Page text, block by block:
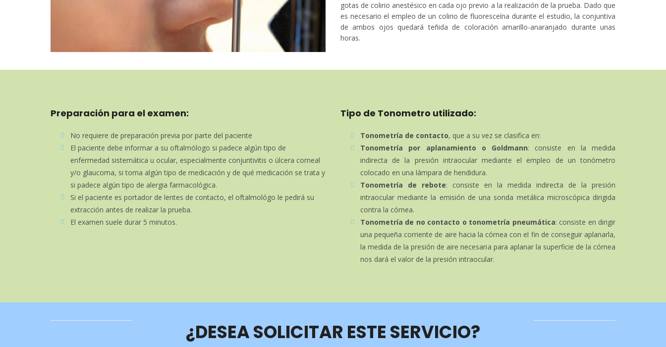
gotas de colirio anestésico en cada ojo previo a la realización de la prueba. Dado que
es necesario el empleo de un colirio de fluoresceína durante el estudio, la conjuntiva
de ambos ojos quedará teñida de coloración amarillo-anaranjado durante unas
horas.
Preparación para el examen:
No requiere de preparación previa por parte del paciente
El paciente debe informar a su oftalmólogo si padece algún tipo de
enfermedad sistemática u ocular, especialmente conjuntivitis o úlcera corneal
y/o glaucoma, si toma algún tipo de medicación y de qué medicación se trata y
si padece algún tipo de alergia farmacológica.
Si el paciente es portador de lentes de contacto, el oftalmológo le pedirá su
extracción antes de realizar la prueba.
El examen suele durar 5 minutos.
Tipo de Tonometro utilizado:
Tonometría de contacto, que a su vez se clasifica en:
Tonometría por aplanamiento o Goldmann: consiste en la medida
indirecta de la presión intraocular mediante el empleo de un tonómetro
colocado en una lámpara de hendidura.
Tonometría de rebote: consiste en la medida indirecta de la presión
intraocular mediante la emisión de una sonda metálica microscópica dirigida
contra la córnea.
Tonometría de no contacto o tonometría pneumática: consiste en dirigir
una pequeña corriente de aire hacia la córnea con el fin de conseguir aplanarla,
la medida de la presión de aire necesaria para aplanar la superficie de la córnea
nos dará el valor de la presión intraocular.
¿DESEA SOLICITAR ESTE SERVICIO?